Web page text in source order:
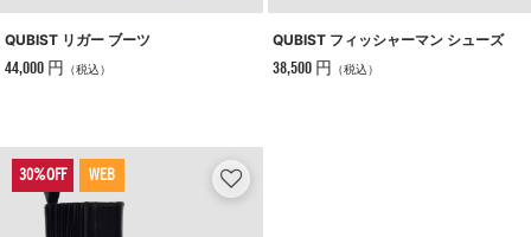
QUBIST リガー ブーツ
44,000 円 （税込）
QUBIST フィッシャーマン シューズ
38,500 円 （税込）
WEB